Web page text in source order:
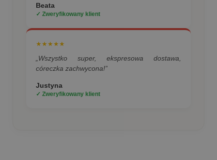
Beata
✓ Zweryfikowany klient
★★★★★
„Wszystko super, ekspresowa dostawa,
córeczka zachwycona!”
Justyna
✓ Zweryfikowany klient